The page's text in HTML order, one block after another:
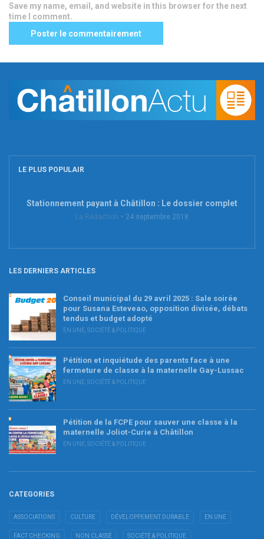
Save my name, email, and website in this browser for the next
time I comment.
LE PLUS POPULAIR
Stationnement payant à Châtillon : Le dossier complet
La Rédaction 24 septembre 2018
LES DERNIERS ARTICLES
Conseil municipal du 29 avril 2025 : Sale soirée
pour Susana Esteveao, opposition divisée, débats
tendus et budget adopté
EN UNE SOCIÉTÉ & POLITIQUE
Pétition et inquiétude des parents face à une
fermeture de classe à la maternelle Gay-Lussac
EN UNE SOCIÉTÉ & POLITIQUE
Pétition de la FCPE pour sauver une classe à la
maternelle Joliot-Curie à Châtillon
EN UNE SOCIÉTÉ & POLITIQUE
CATEGORIES
ASSOCIATIONS CULTURE DÉVELOPPEMENT DURABLE EN UNE
FACT CHECKING NON CLASSÉ SOCIÉTÉ & POLITIQUE